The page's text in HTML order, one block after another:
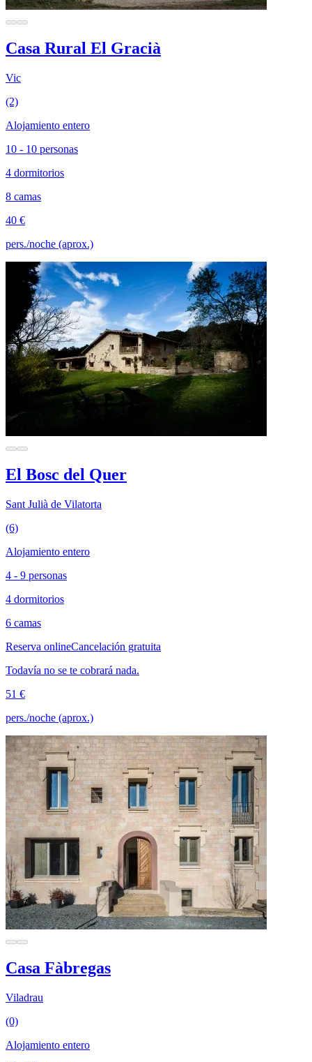
Casa Rural El Gracià
Vic
(2)
Alojamiento entero
10 - 10 personas
4 dormitorios
8 camas
40 €
pers./noche (aprox.)
El Bosc del Quer
Sant Julià de Vilatorta
(6)
Alojamiento entero
4 - 9 personas
4 dormitorios
6 camas
Reserva onlineCancelación gratuita
Todavía no se te cobrará nada.
51 €
pers./noche (aprox.)
Casa Fàbregas
Viladrau
(0)
Alojamiento entero